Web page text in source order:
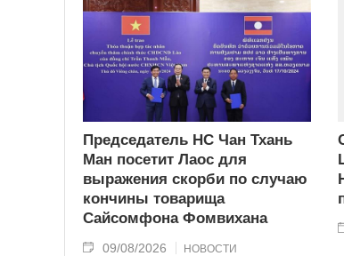
Председатель НС Чан Тхань
Ман посетит Лаос для
выражения скорби по случаю
кончины товарища
Сайсомфона Фомвихана
09/08/2026 НОВОСТИ